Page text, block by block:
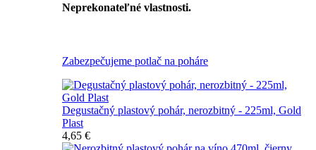
Neprekonateľné vlastnosti.
Zabezpečujeme potlač na poháre
Degustačný plastový pohár, nerozbitný - 225ml, Gold
Plast
4,65 €